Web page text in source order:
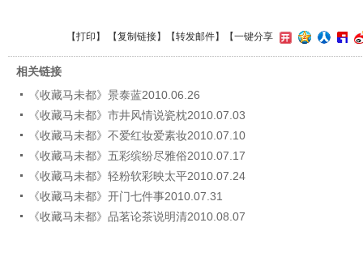
【打印 】 【复制链接】【转发邮件】 【一键分享
相关链接
《收藏马未都》景泰蓝2010.06.26
《收藏马未都》市井风情说瓷枕2010.07.03
《收藏马未都》不爱红妆爱素妆2010.07.10
《收藏马未都》五彩缤纷尽雅俗2010.07.17
《收藏马未都》轻粉软彩映太平2010.07.24
《收藏马未都》开门七件事2010.07.31
《收藏马未都》品茗论茶说明清2010.08.07